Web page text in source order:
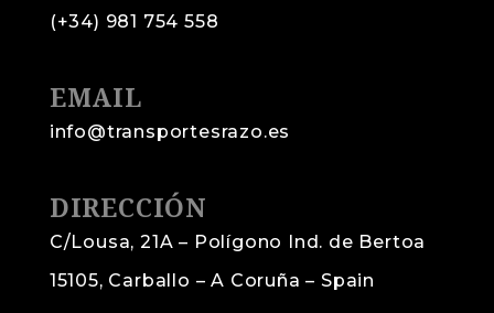
(+34) 981 754 558
EMAIL
info@transportesrazo.es
DIRECCIÓN
C/Lousa, 21A – Polígono Ind. de Bertoa
15105, Carballo – A Coruña – Spain